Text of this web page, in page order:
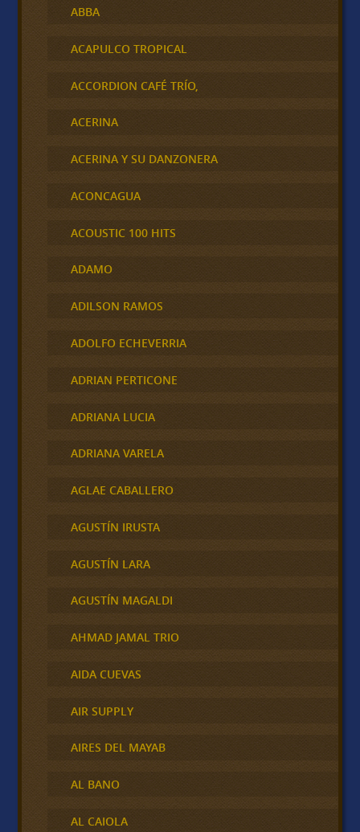
ABBA
ACAPULCO TROPICAL
ACCORDION CAFÉ TRÍO,
ACERINA
ACERINA Y SU DANZONERA
ACONCAGUA
ACOUSTIC 100 HITS
ADAMO
ADILSON RAMOS
ADOLFO ECHEVERRIA
ADRIAN PERTICONE
ADRIANA LUCIA
ADRIANA VARELA
AGLAE CABALLERO
AGUSTÍN IRUSTA
AGUSTÍN LARA
AGUSTÍN MAGALDI
AHMAD JAMAL TRIO
AIDA CUEVAS
AIR SUPPLY
AIRES DEL MAYAB
AL BANO
AL CAIOLA